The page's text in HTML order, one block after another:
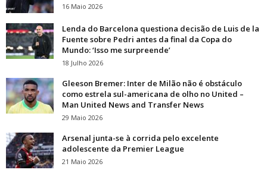
16 Maio 2026
Lenda do Barcelona questiona decisão de Luis de la
Fuente sobre Pedri antes da final da Copa do
Mundo: ‘Isso me surpreende’
18 Julho 2026
Gleeson Bremer: Inter de Milão não é obstáculo
como estrela sul-americana de olho no United –
Man United News and Transfer News
29 Maio 2026
Arsenal junta-se à corrida pelo excelente
adolescente da Premier League
21 Maio 2026